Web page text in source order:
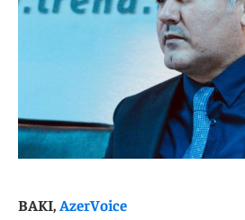
BAKI,AzerVoice